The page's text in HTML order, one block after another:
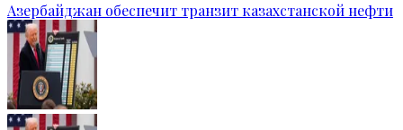
Азербайджан обеспечит транзит казахстанской нефти